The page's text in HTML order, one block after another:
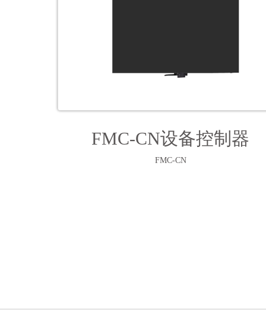
FMC-CN设备控制器
FMC-CN